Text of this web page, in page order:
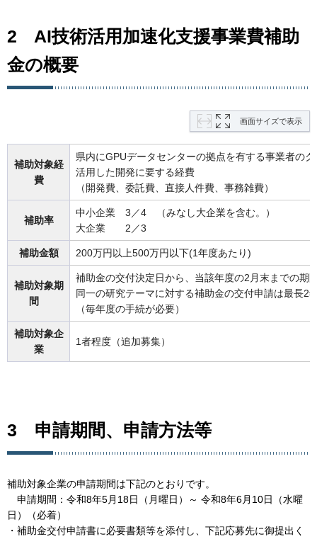
2 AI技術活用加速化支援事業費補助
金の概要
画面サイズで表示
補助対象経
費
県内にGPUデータセンターの拠点を有する事業者の
活用した開発に要する経費
（開発費、委託費、直接人件費、事務雑費）
補助率
中小企業 3／4 （みなし大企業を含む。）
大企業 2／3
補助金額 200万円以上500万円以下(1年度あたり)
補助対象期
間
補助金の交付決定日から、当該年度の2月末までの期
同一の研究テーマに対する補助金の交付申請は最長2
（毎年度の手続が必要）
補助対象企
業
1者程度（追加募集）
3 申請期間、申請方法等
補助対象企業の申請期間は下記のとおりです。
申請期間：令和8年5月18日（月曜日）～ 令和8年6月10日（水曜
日）（必着）
・補助金交付申請書に必要書類等を添付し、下記応募先に御提出く